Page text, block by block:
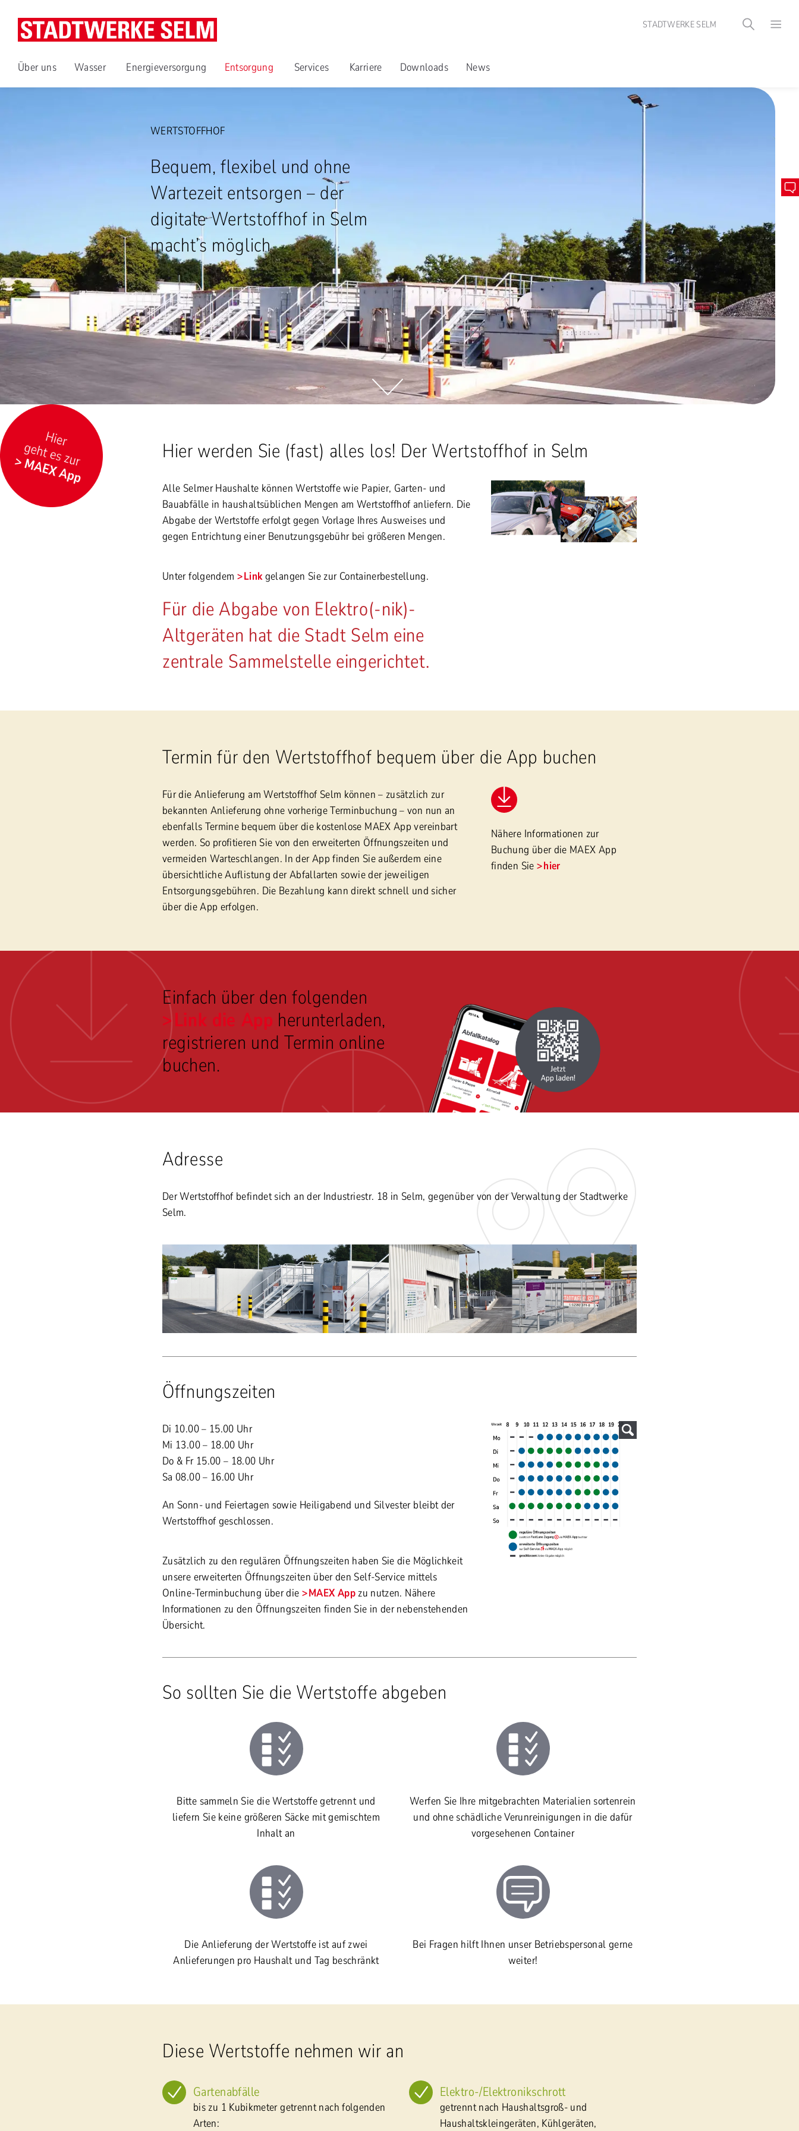
STADTWERKE SELM
Über uns Wasser Energieversorgung Entsorgung Services Karriere Downloads News
WERTSTOFFHOF
Bequem, flexibel und ohne
Wartezeit entsorgen – der
digitale Wertstoffhof in Selm
macht’s möglich
Hier werden Sie (fast) alles los! Der Wertstoffhof in Selm
Alle Selmer Haushalte können Wertstoffe wie Papier, Garten- und
Bauabfälle in haushaltsüblichen Mengen am Wertstoffhof anliefern. Die
Abgabe der Wertstoffe erfolgt gegen Vorlage Ihres Ausweises und
gegen Entrichtung einer Benutzungsgebühr bei größeren Mengen.
Unter folgendem Linkgelangen Sie zur Containerbestellung.
Für die Abgabe von Elektro(-nik)-
Altgeräten hat die Stadt Selm eine
zentrale Sammelstelle eingerichtet.
Termin für den Wertstoffhof bequem über die App buchen
Für die Anlieferung am Wertstoffhof Selm können – zusätzlich zur
bekannten Anlieferung ohne vorherige Terminbuchung – von nun an
ebenfalls Termine bequem über die kostenlose MAEX App vereinbart
werden. So profitieren Sie von den erweiterten Öffnungszeiten und
vermeiden Warteschlangen. In der App finden Sie außerdem eine
übersichtliche Auflistung der Abfallarten sowie der jeweiligen
Entsorgungsgebühren. Die Bezahlung kann direkt schnell und sicher
über die App erfolgen.
Nähere Informationen zur
Buchung über die MAEX App
finden Sie
hier
Einfach über den folgenden
Link die App herunterladen,
registrieren und Termin online
buchen.
Adresse
Der Wertstoffhof befindet sich an der Industriestr. 18 in Selm, gegenüber von der Verwaltung der Stadtwerke
Selm.
Öffnungszeiten
Di 10.00 – 15.00 Uhr
Mi 13.00 – 18.00 Uhr
Do & Fr 15.00 – 18.00 Uhr
Sa 08.00 – 16.00 Uhr
An Sonn- und Feiertagen sowie Heiligabend und Silvester bleibt der
Wertstoffhof geschlossen.
Zusätzlich zu den regulären Öffnungszeiten haben Sie die Möglichkeit
unsere erweiterten Öffnungszeiten über den Self-Service mittels
Online-Terminbuchung über die
MAEX Appzu nutzen. Nähere
Informationen zu den Öffnungszeiten finden Sie in der nebenstehenden
Übersicht.
So sollten Sie die Wertstoffe abgeben
Bitte sammeln Sie die Wertstoffe getrennt und
liefern Sie keine größeren Säcke mit gemischtem
Inhalt an
Werfen Sie Ihre mitgebrachten Materialien sortenrein
und ohne schädliche Verunreinigungen in die dafür
vorgesehenen Container
Die Anlieferung der Wertstoffe ist auf zwei
Anlieferungen pro Haushalt und Tag beschränkt
Bei Fragen hilft Ihnen unser Betriebspersonal gerne
weiter!
Diese Wertstoffe nehmen wir an
Gartenabfälle
bis zu 1 Kubikmeter getrennt nach folgenden
Arten:
Elektro-/Elektronikschrott
getrennt nach Haushaltsgroß- und
Haushaltskleingeräten, Kühlgeräten,